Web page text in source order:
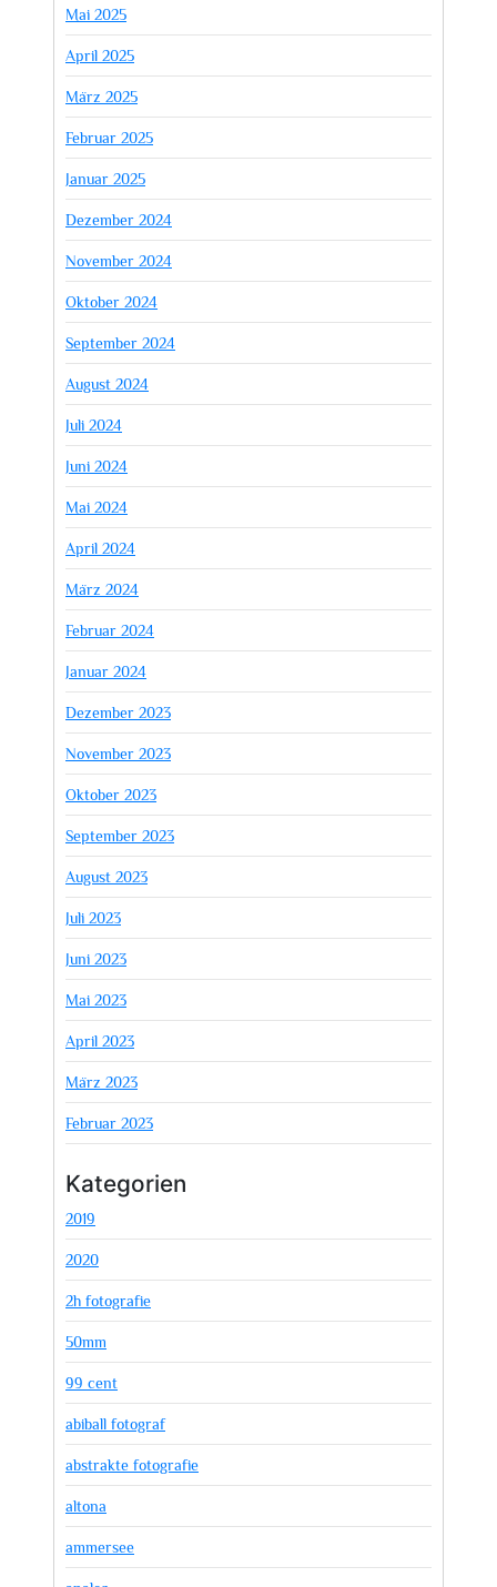
Mai 2025
April 2025
März 2025
Februar 2025
Januar 2025
Dezember 2024
November 2024
Oktober 2024
September 2024
August 2024
Juli 2024
Juni 2024
Mai 2024
April 2024
März 2024
Februar 2024
Januar 2024
Dezember 2023
November 2023
Oktober 2023
September 2023
August 2023
Juli 2023
Juni 2023
Mai 2023
April 2023
März 2023
Februar 2023
Kategorien
2019
2020
2h fotografie
50mm
99 cent
abiball fotograf
abstrakte fotografie
altona
ammersee